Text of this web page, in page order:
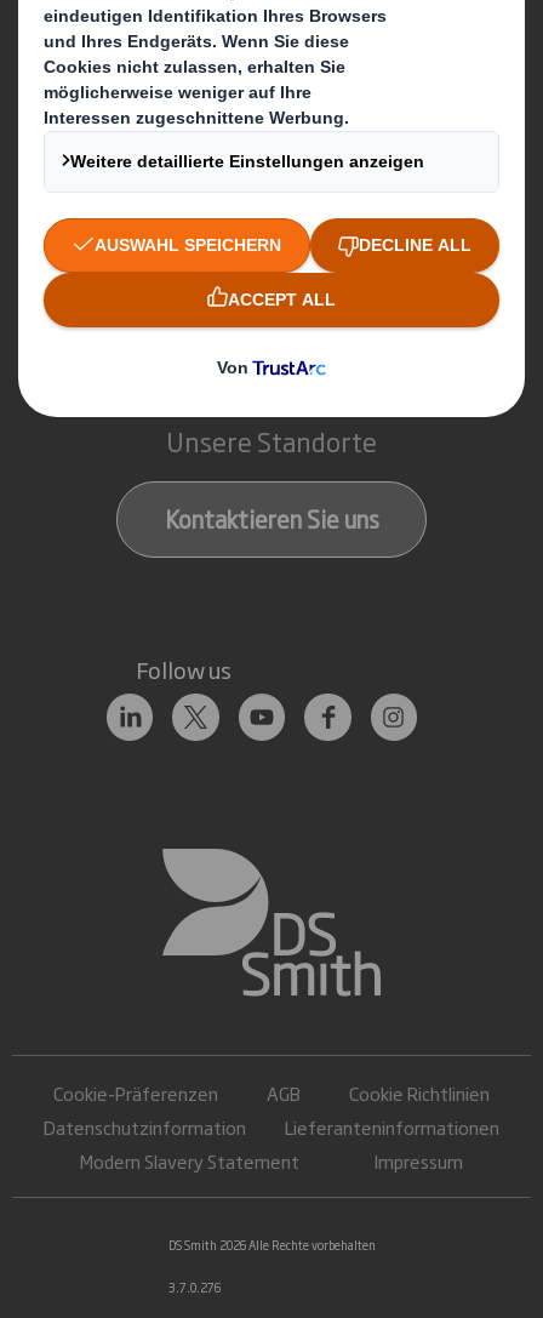
Was wir tun
Verpackungen
Displays & Point-of-Sale
Services rund um Verpackung & Display
Recycling-Dienstleistungen
Papierprodukte
Hier erreichen Sie uns
Unsere Standorte
Kontaktieren Sie uns
Follow us
Cookie-Präferenzen AGB
Cookie Richtlinien
Datenschutzinformation
Lieferanteninformationen
Modern Slavery Statement
Impressum
DS Smith 2026 Alle Rechte vorbehalten
3.7.0.276